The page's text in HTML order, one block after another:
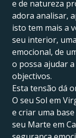
e de natureza
adora analisar,
isto tem mais a
seu interior,
emocional, de
o possa ajudar a
objectivos.
Esta tensão dá
O seu Sol em
e criar uma
seu Marte em